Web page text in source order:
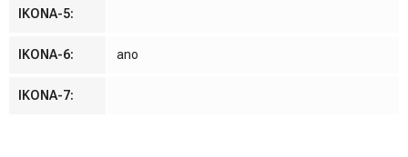
IKONA-5:
IKONA-6: ano
IKONA-7: